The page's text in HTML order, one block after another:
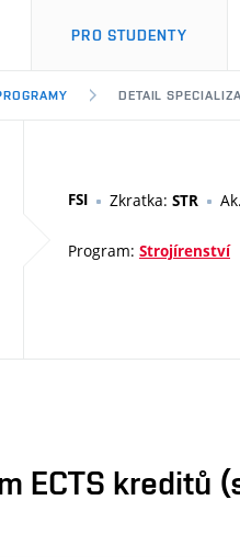
PRO STUDENTY
DETAIL
FSI Zkratka: STR
Program: Strojírenství
ECTS kreditů